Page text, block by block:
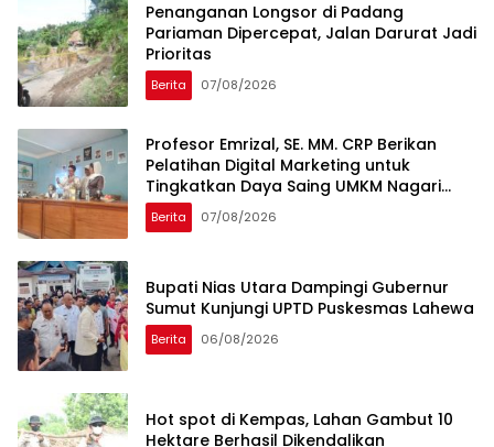
Penanganan Longsor di Padang
Pariaman Dipercepat, Jalan Darurat Jadi
Prioritas
Berita 07/08/2026
Profesor Emrizal, SE. MM. CRP Berikan
Pelatihan Digital Marketing untuk
Tingkatkan Daya Saing UMKM Nagari
Toboh Gadang
Berita 07/08/2026
Bupati Nias Utara Dampingi Gubernur
Sumut Kunjungi UPTD Puskesmas Lahewa
Berita 06/08/2026
Hot spot di Kempas, Lahan Gambut 10
Hektare Berhasil Dikendalikan